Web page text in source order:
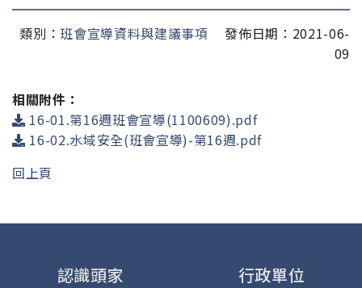
類別： 班會宣導資料與建議事項
發佈日期：2021-06-
09
相關附件：
16-01.第16週班會宣導(1100609).pdf
16-02.水域安全(班會宣導)-第16週.pdf
回上頁
認識頭家 行政單位